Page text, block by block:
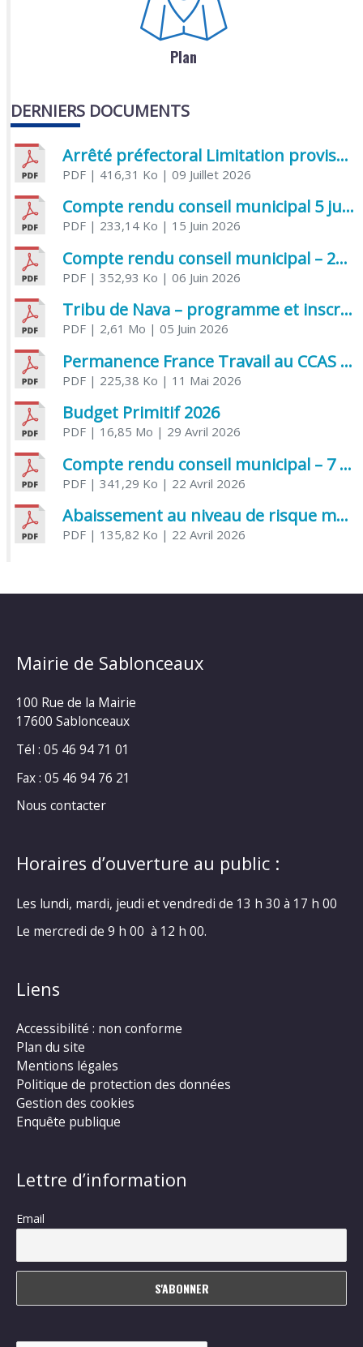
Plan
DERNIERS DOCUMENTS
Arrêté préfectoral Limitation provisoire des usages de l’eau
PDF| 416,31 Ko | 09 Juillet 2026
Compte rendu conseil municipal 5 juin 2026 sénatoriale
PDF| 233,14 Ko | 15 Juin 2026
Compte rendu conseil municipal – 21 avril 2026
PDF| 352,93 Ko | 06 Juin 2026
Tribu de Nava – programme et inscriptions été 2026
PDF| 2,61 Mo | 05 Juin 2026
Permanence France Travail au CCAS de Saujon Juin 2026
PDF| 225,38 Ko | 11 Mai 2026
Budget Primitif 2026
PDF| 16,85 Mo | 29 Avril 2026
Compte rendu conseil municipal – 7 avril 2026
PDF| 341,29 Ko | 22 Avril 2026
Abaissement au niveau de risque modéré de l’Influenza aviaire
PDF| 135,82 Ko | 22 Avril 2026
Mairie de Sablonceaux
100 Rue de la Mairie
17600 Sablonceaux
Tél : 05 46 94 71 01
Fax : 05 46 94 76 21
Nous contacter
Horaires d’ouverture au public :
Les lundi, mardi, jeudi et vendredi de 13 h 30 à 17 h 00
Le mercredi de 9 h 00 à 12 h 00.
Liens
Accessibilité : non conforme
Plan du site
Mentions légales
Politique de protection des données
Gestion des cookies
Enquête publique
Lettre d’information
Email